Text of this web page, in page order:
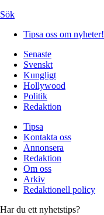
Sök
Tipsa oss om nyheter!
Senaste
Svenskt
Kungligt
Hollywood
Politik
Redaktion
Tipsa
Kontakta oss
Annonsera
Redaktion
Om oss
Arkiv
Redaktionell policy
Har du ett nyhetstips?